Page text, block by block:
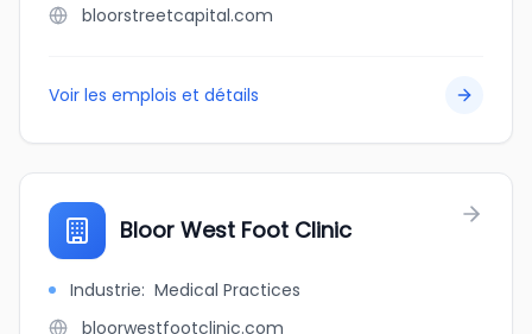
bloorstreetcapital.com
Voir les emplois et détails
Bloor West Foot Clinic
Industrie: Medical Practices
bloorwestfootclinic.com